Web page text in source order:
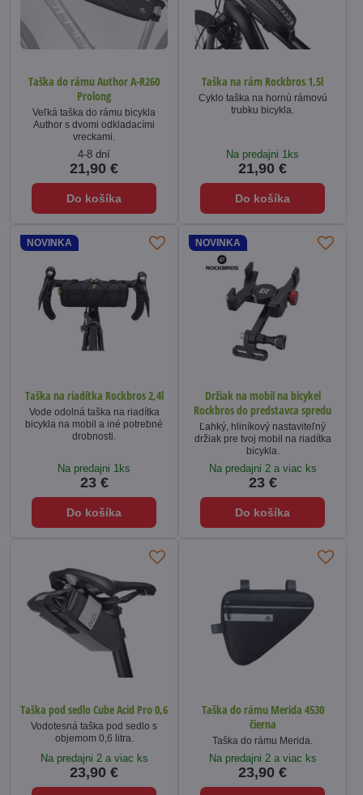
Taška do rámu Author A-R260
Prolong
Veľká taška do rámu bicykla
Author s dvomi odkladacími
vreckami.
4-8 dní
21,90 €
Do košíka
Taška na rám Rockbros 1,5l
Cyklo taška na hornú rámovú
trubku bicykla.
Na predajni 1ks
21,90 €
Do košíka
NOVINKA
Taška na riadítka Rockbros 2,4l
Vode odolná taška na riadítka
bicykla na mobil a iné potrebné
drobnosti.
Na predajni 1ks
23 €
Do košíka
NOVINKA
Držiak na mobil na bicykel
Rockbros do predstavca spredu
Ľahký, hliníkový nastaviteľný
držiak pre tvoj mobil na riadítka
bicykla.
Na predajni 2 a viac ks
23 €
Do košíka
Taška pod sedlo Cube Acid Pro 0,6
Vodotesná taška pod sedlo s
objemom 0,6 litra.
Na predajni 2 a viac ks
23,90 €
Taška do rámu Merida 4530
čierna
Taška do rámu Merida.
Na predajni 2 a viac ks
23,90 €